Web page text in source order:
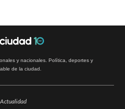
y nacionales. Política, deportes y
de la ciudad.
Actualidad